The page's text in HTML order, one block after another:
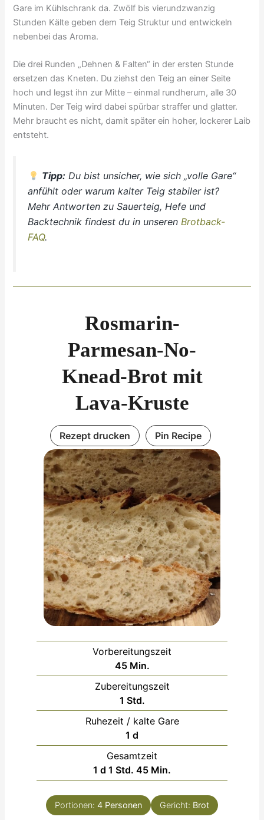
Gare im Kühlschrank da. Zwölf bis vierundzwanzig
Stunden Kälte geben dem Teig Struktur und entwickeln
nebenbei das Aroma.
Die drei Runden „Dehnen & Falten“ in der ersten Stunde
ersetzen das Kneten. Du ziehst den Teig an einer Seite
hoch und legst ihn zur Mitte – einmal rundherum, alle 30
Minuten. Der Teig wird dabei spürbar straffer und glatter.
Mehr braucht es nicht, damit später ein hoher, lockerer Laib
entsteht.
Tipp:Du bist unsicher, wie sich „volle Gare“
anfühlt oder warum kalter Teig stabiler ist?
Mehr Antworten zu Sauerteig, Hefe und
Backtechnik findest du in unserenBrotback-
FAQ.
Rosmarin-
Parmesan-No-
Knead-Brot mit
Lava-Kruste
Rezept drucken Pin Recipe
Vorbereitungszeit
45Minuten
Min.
Zubereitungszeit
1 Stunde
Std.
Ruhezeit / kalte Gare
1 day
d
Gesamtzeit
1 day
d 1 Stunde
Std. 45Minuten
Min.
Portionen: 4 Personen Gericht: Brot